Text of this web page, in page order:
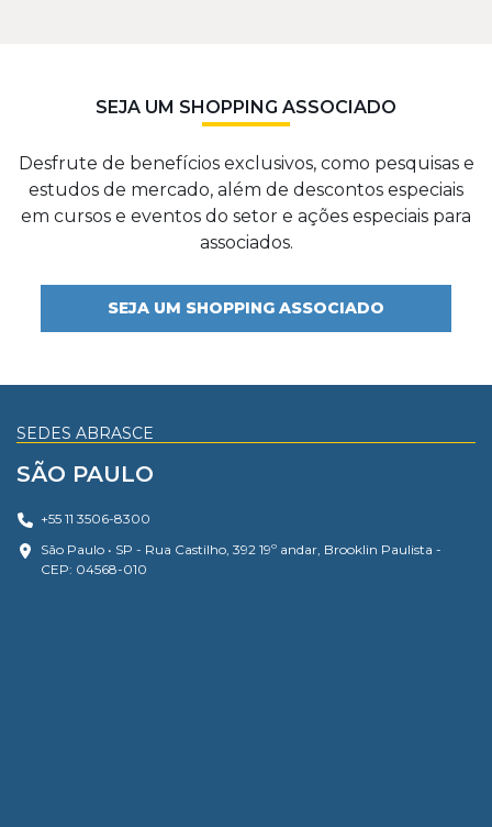
SEJA UM SHOPPING ASSOCIADO
Desfrute de benefícios exclusivos, como pesquisas e
estudos de mercado, além de descontos especiais
em cursos e eventos do setor e ações especiais para
associados.
SEJA UM SHOPPING ASSOCIADO
SEDES ABRASCE
SÃO PAULO
+55 11 3506-8300
São Paulo • SP - Rua Castilho, 392 19º andar, Brooklin Paulista -
CEP: 04568-010